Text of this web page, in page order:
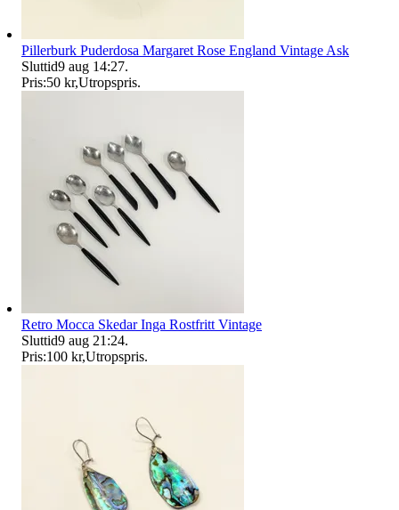
Pillerburk Puderdosa Margaret Rose England Vintage Ask
Sluttid9 aug 14:27.
Pris:50 kr,Utropspris.
Retro Mocca Skedar Inga Rostfritt Vintage
Sluttid9 aug 21:24.
Pris:100 kr,Utropspris.